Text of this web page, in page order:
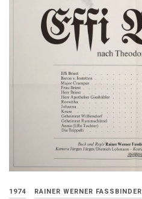
1974 RAINER WERNER FASSBINDER